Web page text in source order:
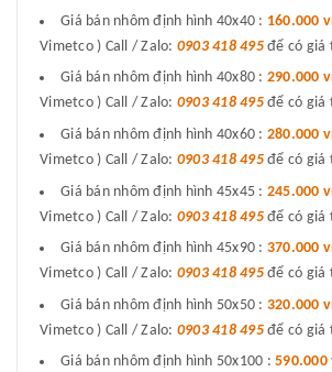
Giá bán nhôm định hình 40x40 : 160.000
Vimetco ) Call / Zalo: 0903 418 495để có giá
Giá bán nhôm định hình 40x80 : 290.000
Vimetco ) Call / Zalo: 0903 418 495để có giá
Giá bán nhôm định hình 40x60 : 280.000
Vimetco ) Call / Zalo: 0903 418 495để có giá
Giá bán nhôm định hình 45x45 : 245.000
Vimetco ) Call / Zalo: 0903 418 495 để có giá
Giá bán nhôm định hình 45x90 : 370.000
Vimetco ) Call / Zalo: 0903 418 495để có giá
Giá bán nhôm định hình 50x50 : 320.000
Vimetco ) Call / Zalo: 0903 418 495để có giá
Giá bán nhôm định hình 50x100 :